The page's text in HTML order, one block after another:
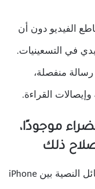
الفيديو دون أن
في التسعينيات.
منفصلة،
القراءة.
موجودًا،
ولكن على الرغم من أن الرسائل النصية بين iPhone